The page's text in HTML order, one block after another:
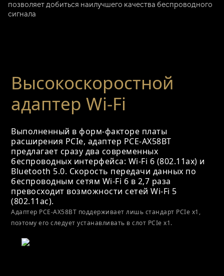
позволяет добиться наилучшего качества беспроводного
сигнала
Высокоскоростной
адаптер Wi-Fi
Выполненный в форм-факторе платы
расширения PCIe, адаптер PCE-AX58BT
предлагает сразу два современных
беспроводных интерфейса: Wi-Fi 6 (802.11ax) и
Bluetooth 5.0. Скорость передачи данных по
беспроводным сетям Wi-Fi 6 в 2,7 раза
превосходит возможности сетей Wi-Fi 5
(802.11ac).
Адаптер PCE-AX58BT поддерживает лишь стандарт PCIe x1,
поэтому его следует устанавливать в слот PCIe x1.